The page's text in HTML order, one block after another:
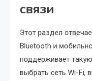
связи
Этот раздел
Bluetooth и
поддерживает
выбрать сеть Wi-Fi,